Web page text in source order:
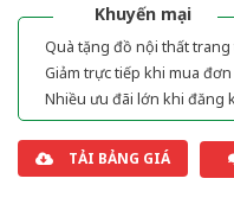
Khuyến mại
Quà tặng đồ nội thất
Giảm trực tiếp khi mua
Nhiều ưu đãi lớn khi đăng
TẢI BẢNG GIÁ